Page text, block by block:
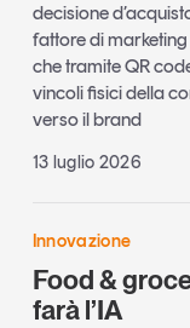
decisione
fattore di
che tramite QR
vincoli fisici della
verso il brand
13 luglio 2026
Innovazione
Food &
farà l’IA